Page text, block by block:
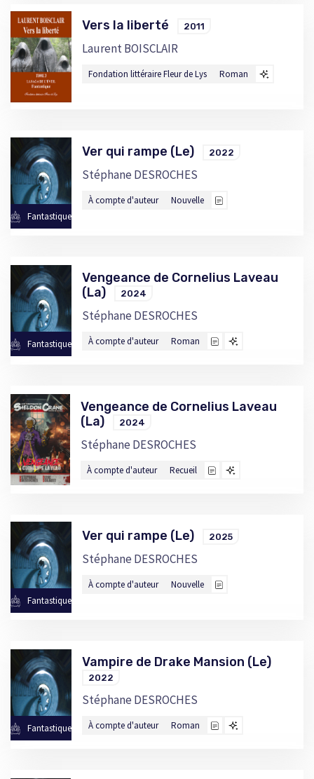
Vers la liberté 2011
Laurent BOISCLAIR
Fondation littéraire Fleur de Lys Roman
Fantastique
Ver qui rampe (Le) 2022
Stéphane DESROCHES
À compte d'auteur Nouvelle
Fantastique
Vengeance de Cornelius Laveau
(La)
2024
Stéphane DESROCHES
À compte d'auteur Roman
Vengeance de Cornelius Laveau
(La)
2024
Stéphane DESROCHES
À compte d'auteur Recueil
Fantastique
Ver qui rampe (Le) 2025
Stéphane DESROCHES
À compte d'auteur Nouvelle
Fantastique
Vampire de Drake Mansion (Le)
2022
Stéphane DESROCHES
À compte d'auteur Roman